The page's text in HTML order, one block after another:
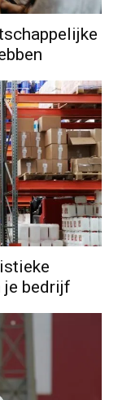
je bedrijf